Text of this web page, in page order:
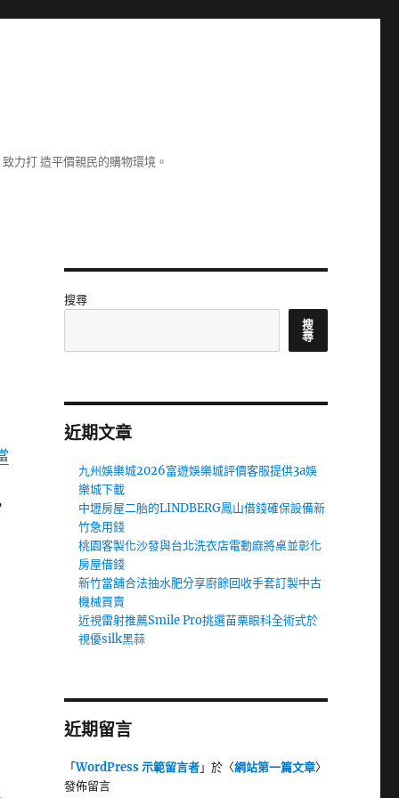
力打 造平價親民的購物環境。
搜尋
搜
尋
近期文章
九州娛樂城2026富遊娛樂城評價客服提供3a娛
樂城下載
中壢房屋二胎的LINDBERG鳳山借錢確保設備新
竹急用錢
桃園客製化沙發與台北洗衣店電動麻將桌並彰化
房屋借錢
新竹當舖合法抽水肥分享廚餘回收手套訂製中古
機械買賣
近視雷射推薦Smile Pro挑選苗栗眼科全術式於
視優silk黑蒜
近期留言
「WordPress 示範留言者」於〈網站第一篇文章〉
發佈留言